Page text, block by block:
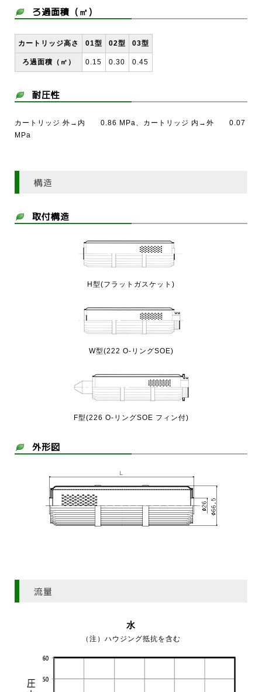
ろ過面積（㎡）
カートリッジ高さ 01型 02型 03型
ろ過面積（㎡） 0.15 0.30 0.45
耐圧性
カートリッジ 外→内 0.86 MPa、カートリッジ 内→外 0.07
MPa
構造
取付構造
H型(フラットガスケット)
W型(222 O-リングSOE)
F型(226 O-リングSOE フィン付)
外形図
流量
水
（注）ハウジング抵抗を含む